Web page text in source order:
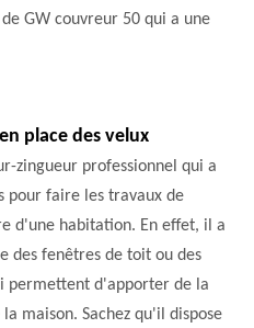
GW couvreur 50 qui a une
place des velux
zingueur professionnel qui a
pour faire les travaux de
d'une habitation. En effet, il a
des fenêtres de toit ou des
permettent d'apporter de la
maison. Sachez qu'il dispose